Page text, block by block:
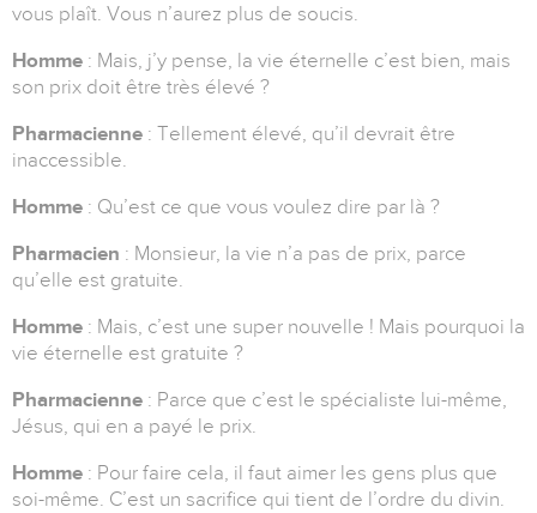
vous plaît. Vous n’aurez plus de soucis.
Homme : Mais, j’y pense, la vie éternelle c’est bien, mais
son prix doit être très élevé ?
Pharmacienne : Tellement élevé, qu’il devrait être
inaccessible.
Homme : Qu’est ce que vous voulez dire par là ?
Pharmacien : Monsieur, la vie n’a pas de prix, parce
qu’elle est gratuite.
Homme : Mais, c’est une super nouvelle ! Mais pourquoi la
vie éternelle est gratuite ?
Pharmacienne : Parce que c’est le spécialiste lui-même,
Jésus, qui en a payé le prix.
Homme : Pour faire cela, il faut aimer les gens plus que
soi-même. C’est un sacrifice qui tient de l’ordre du divin.